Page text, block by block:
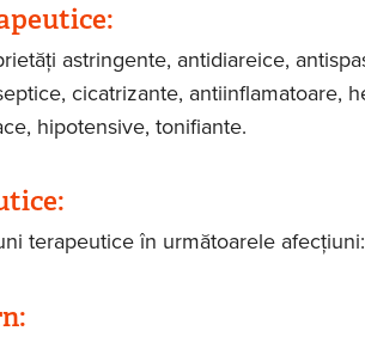
astringente, antidiareice,
cicatrizante, antiinflamatoare,
hipotensive, tonifiante.
terapeutice în următoarele afecțiuni: